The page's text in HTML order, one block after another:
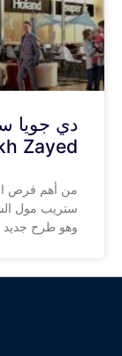
دي جويا
Zayed
من أهم فرص
وهو طرح